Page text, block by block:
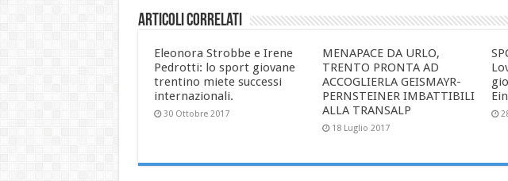
Articoli correlati
Eleonora Strobbe e Irene
Pedrotti: lo sport giovane
trentino miete successi
internazionali.
30 Ottobre 2017
MENAPACE DA URLO,
TRENTO PRONTA AD
ACCOGLIERLA GEISMAYR-
PERNSTEINER IMBATTIBILI
ALLA TRANSALP
18 Luglio 2017